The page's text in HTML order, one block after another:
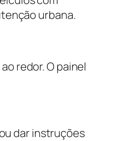
urbana.
redor. O painel
dar instruções